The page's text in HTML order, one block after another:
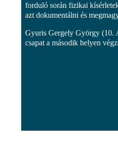
forduló során fizikai
azt dokumentálni és
Gyuris Gergely György (10.
csapat a második helyen